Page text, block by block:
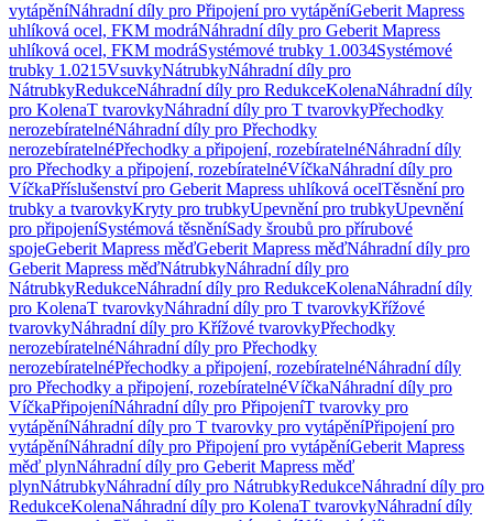
vytápěníNáhradní díly pro Připojení pro vytápěníGeberit Mapress
uhlíková ocel, FKM modráNáhradní díly pro Geberit Mapress
uhlíková ocel, FKM modráSystémové trubky 1.0034Systémové
trubky 1.0215VsuvkyNátrubkyNáhradní díly pro
NátrubkyRedukceNáhradní díly pro RedukceKolenaNáhradní díly
pro KolenaT tvarovkyNáhradní díly pro T tvarovkyPřechodky
nerozebíratelnéNáhradní díly pro Přechodky
nerozebíratelnéPřechodky a připojení, rozebíratelnéNáhradní díly
pro Přechodky a připojení, rozebíratelnéVíčkaNáhradní díly pro
VíčkaPříslušenství pro Geberit Mapress uhlíková ocelTěsnění pro
trubky a tvarovkyKryty pro trubkyUpevnění pro trubkyUpevnění
pro připojeníSystémová těsněníSady šroubů pro přírubové
spojeGeberit Mapress měďGeberit Mapress měďNáhradní díly pro
Geberit Mapress měďNátrubkyNáhradní díly pro
NátrubkyRedukceNáhradní díly pro RedukceKolenaNáhradní díly
pro KolenaT tvarovkyNáhradní díly pro T tvarovkyKřížové
tvarovkyNáhradní díly pro Křížové tvarovkyPřechodky
nerozebíratelnéNáhradní díly pro Přechodky
nerozebíratelnéPřechodky a připojení, rozebíratelnéNáhradní díly
pro Přechodky a připojení, rozebíratelnéVíčkaNáhradní díly pro
VíčkaPřipojeníNáhradní díly pro PřipojeníT tvarovky pro
vytápěníNáhradní díly pro T tvarovky pro vytápěníPřipojení pro
vytápěníNáhradní díly pro Připojení pro vytápěníGeberit Mapress
měď plynNáhradní díly pro Geberit Mapress měď
plynNátrubkyNáhradní díly pro NátrubkyRedukceNáhradní díly pro
RedukceKolenaNáhradní díly pro KolenaT tvarovkyNáhradní díly